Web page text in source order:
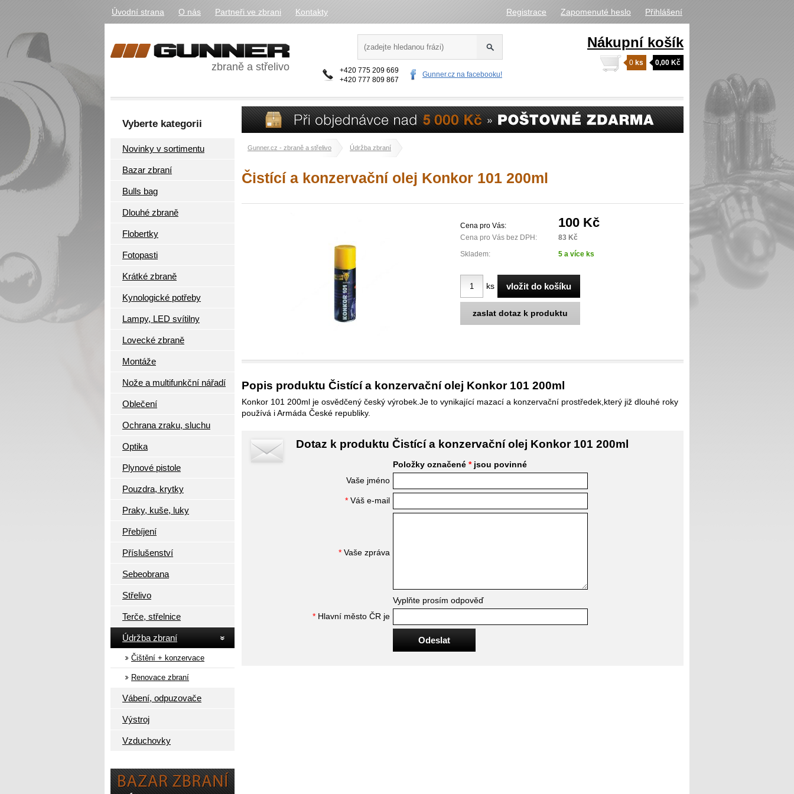
Úvodní strana O nás Partneři ve zbrani Kontakty Registrace Zapomenuté heslo Přihlášení
zbraně a střelivo
Nákupní košík
0,00 Kč
0 ks
+420 775 209 669
+420 777 809 867
Gunner.cz na facebooku!
Vyberte kategorii
Novinky v sortimentu
Bazar zbraní
Bulls bag
Dlouhé zbraně
Flobertky
Fotopasti
Krátké zbraně
Kynologické potřeby
Lampy, LED svítilny
Lovecké zbraně
Montáže
Nože a multifunkční nářadí
Oblečení
Ochrana zraku, sluchu
Optika
Plynové pistole
Pouzdra, krytky
Praky, kuše, luky
Přebíjení
Příslušenství
Sebeobrana
Střelivo
Terče, střelnice
Údržba zbraní
Čištění + konzervace
Renovace zbraní
Vábení, odpuzovače
Výstroj
Vzduchovky
Gunner.cz - zbraně a střelivo Údržba zbraní
Čistící a konzervační olej Konkor 101 200ml
Cena pro Vás: 100 Kč
Cena pro Vás bez DPH:
83 Kč
Skladem:
5 a více ks
ks
zaslat dotaz k produktu
Popis produktu Čistící a konzervační olej Konkor 101 200ml
Konkor 101 200ml je osvědčený český výrobek.Je to vynikající mazací a konzervační prostředek,který již dlouhé roky
používá i Armáda České republiky.
Dotaz k produktu Čistící a konzervační olej Konkor 101 200ml
Položky označené *jsou povinné
Vaše jméno
* Váš e-mail
* Vaše zpráva
Vyplňte prosím odpověď
* Hlavní město ČR je